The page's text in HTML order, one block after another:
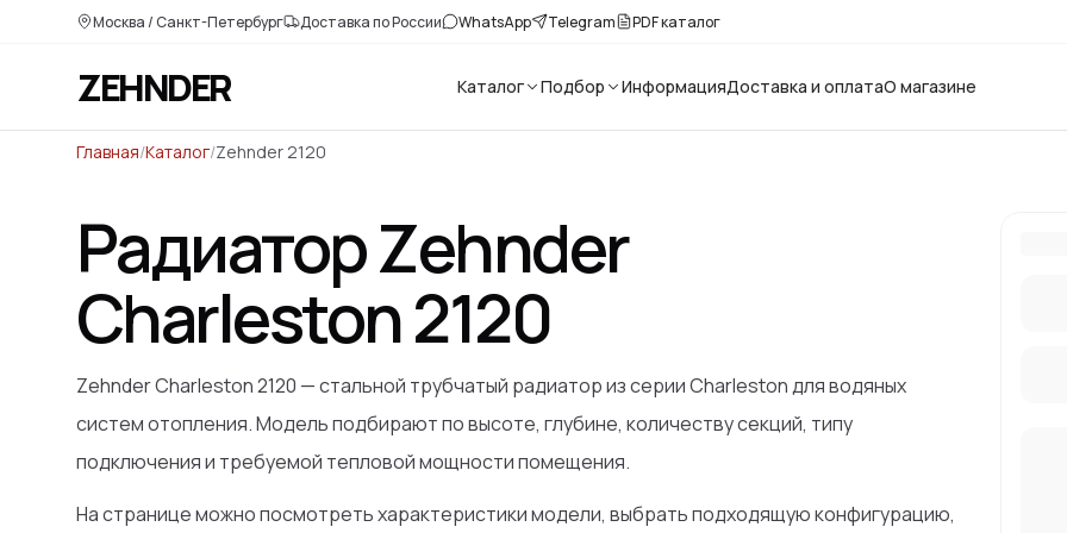
Москва / Санкт-Петербург Доставка по России WhatsApp Telegram PDF каталог
ZEHNDER Каталог Подбор ИнформацияДоставка и оплатаО магазине
Главная/Каталог/Zehnder 2120
Радиатор Zehnder
Charleston2120
Zehnder Charleston 2120 — стальной трубчатый радиатор из серии Charleston для водяных
систем отопления. Модель подбирают по высоте, глубине, количеству секций, типу
подключения и требуемой тепловой мощности помещения.
На странице можно посмотреть характеристики модели, выбрать подходящую конфигурацию,